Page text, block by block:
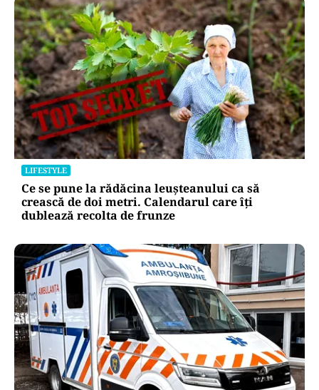
LIFESTYLE
Ce se pune la rădăcina leușteanului ca să
crească de doi metri. Calendarul care îți
dublează recolta de frunze